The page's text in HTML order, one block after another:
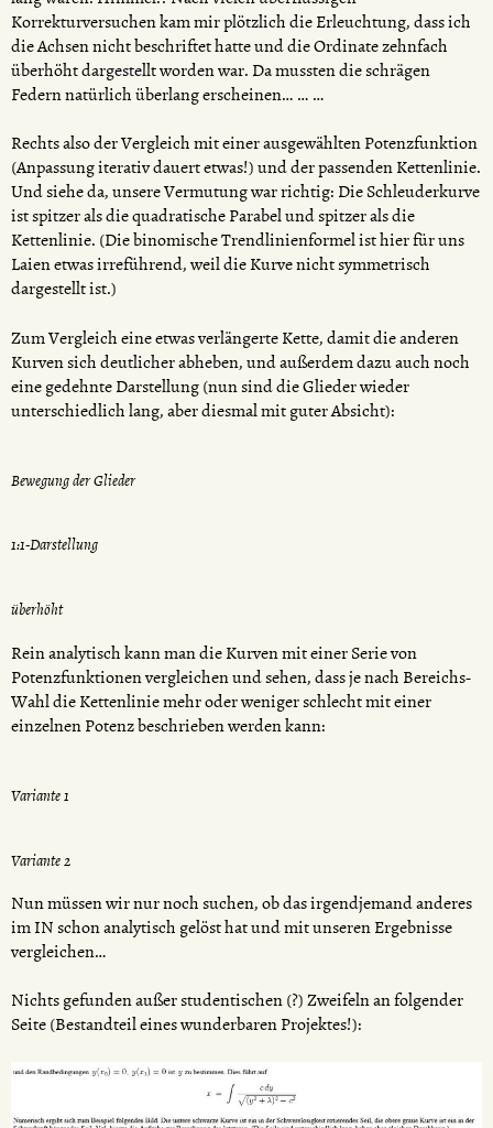
Korrekturversuchen kam mir plötzlich die Erleuchtung, dass ich
die Achsen nicht beschriftet hatte und die Ordinate zehnfach
überhöht dargestellt worden war. Da mussten die schrägen
Federn natürlich überlang erscheinen… … …
Rechts also der Vergleich mit einer ausgewählten Potenzfunktion
(Anpassung iterativ dauert etwas!) und der passenden Kettenlinie.
Und siehe da, unsere Vermutung war richtig: Die Schleuderkurve
ist spitzer als die quadratische Parabel und spitzer als die
Kettenlinie. (Die binomische Trendlinienformel ist hier für uns
Laien etwas irreführend, weil die Kurve nicht symmetrisch
dargestellt ist.)
Zum Vergleich eine etwas verlängerte Kette, damit die anderen
Kurven sich deutlicher abheben, und außerdem dazu auch noch
eine gedehnte Darstellung (nun sind die Glieder wieder
unterschiedlich lang, aber diesmal mit guter Absicht):
Bewegung der Glieder
1:1-Darstellung
überhöht
Rein analytisch kann man die Kurven mit einer Serie von
Potenzfunktionen vergleichen und sehen, dass je nach Bereichs-
Wahl die Kettenlinie mehr oder weniger schlecht mit einer
einzelnen Potenz beschrieben werden kann:
Variante 1
Variante 2
Nun müssen wir nur noch suchen, ob das irgendjemand anderes
im IN schon analytisch gelöst hat und mit unseren Ergebnisse
vergleichen…
Nichts gefunden außer studentischen (?) Zweifeln an folgender
Seite (Bestandteil eines wunderbaren Projektes!):